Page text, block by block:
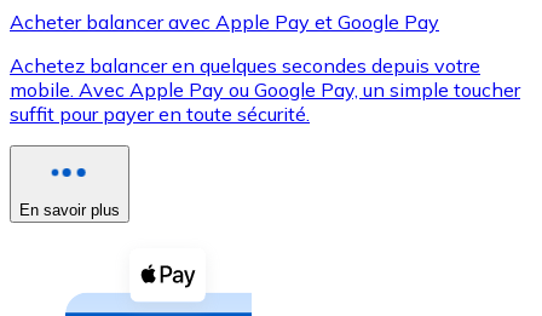
XRP
XRP
Voir toutes
Coupons crypto
Achetez des cryptomonnaies en espèces et d'autres
Acheter balancer avec Apple Pay et Google Pay
Achetez balancer en quelques secondes depuis votre
mobile. Avec Apple Pay ou Google Pay, un simple toucher
suffit pour payer en toute sécurité.
En savoir plus